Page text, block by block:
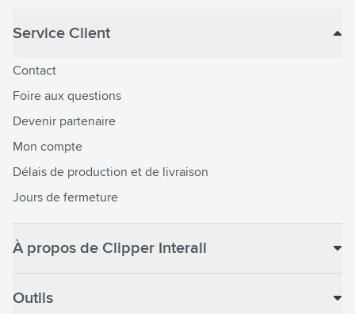
Service Client
Contact
Foire aux questions
Devenir partenaire
Mon compte
Délais de production et de livraison
Jours de fermeture
À propos de Clipper Interall
Outils